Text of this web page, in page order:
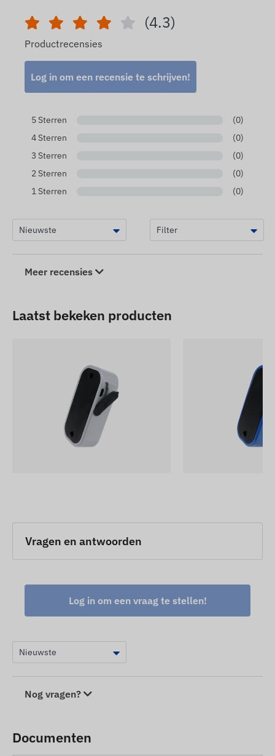
(4.3)
Productrecensies
Log in om een ​​recensie te schrijven!
5 Sterren
(0)
4 Sterren
(0)
3 Sterren
(0)
2 Sterren
(0)
1 Sterren
(0)
Meer recensies
Laatst bekeken producten
Vragen en antwoorden
Log in om een ​​vraag te stellen!
Nog vragen?
Documenten